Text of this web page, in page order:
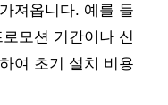
져옵니다. 예를 들
모션 기간이나 신
여 초기 설치 비용